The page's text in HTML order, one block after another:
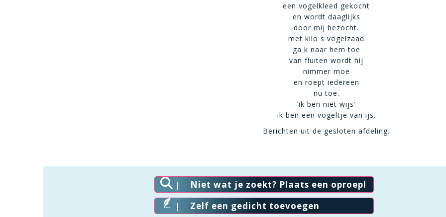
een vogelkleed gekocht
en wordt daaglijks
door mij bezocht.
met kilo s vogelzaad
ga k naar hem toe
van fluiten wordt hij
nimmer moe
en roept iedereen
nu toe.
‘ik ben niet wijs’
ik ben een vogeltje van ijs.
Berichten uit de gesloten afdeling.
Niet wat je zoekt? Plaats een oproep!
Zelf een gedicht toevoegen